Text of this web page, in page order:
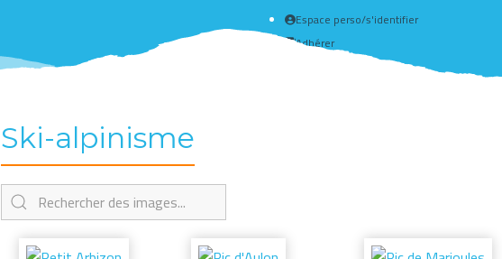
Espace perso/s'identifier
Adhérer
Créer un compte
Ski-alpinisme